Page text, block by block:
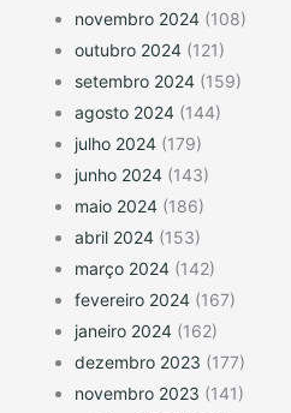
novembro 2024 (108)
outubro 2024 (121)
setembro 2024 (159)
agosto 2024 (144)
julho 2024 (179)
junho 2024 (143)
maio 2024 (186)
abril 2024 (153)
março 2024 (142)
fevereiro 2024 (167)
janeiro 2024 (162)
dezembro 2023 (177)
novembro 2023 (141)